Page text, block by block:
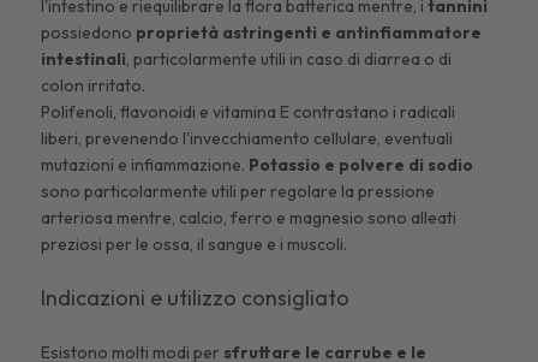
l'intestino e riequilibrare la flora batterica mentre, itannini
possiedono proprietà astringenti e antinfiammatore
intestinali, particolarmente utili in caso di diarrea o di
colon irritato.
Polifenoli, flavonoidi e vitamina E contrastano i radicali
liberi, prevenendo l'invecchiamento cellulare, eventuali
mutazioni e infiammazione. Potassio e polvere di sodio
sono particolarmente utili per regolare la pressione
arteriosa mentre, calcio, ferro e magnesio sono alleati
preziosi per le ossa, il sangue e i muscoli.
Indicazioni e utilizzo consigliato
Esistono molti modi per sfruttare le carrube e le